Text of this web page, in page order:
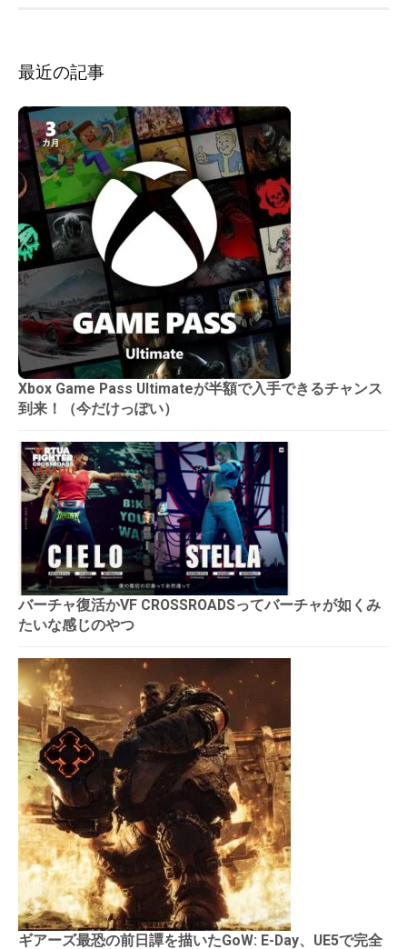
最近の記事
Xbox Game Pass Ultimateが半額で入手できるチャンス
到来！（今だけっぽい）
バーチャ復活かVF CROSSROADSってバーチャが如くみ
たいな感じのやつ
ギアーズ最恐の前日譚を描いたGoW: E-Day、UE5で完全